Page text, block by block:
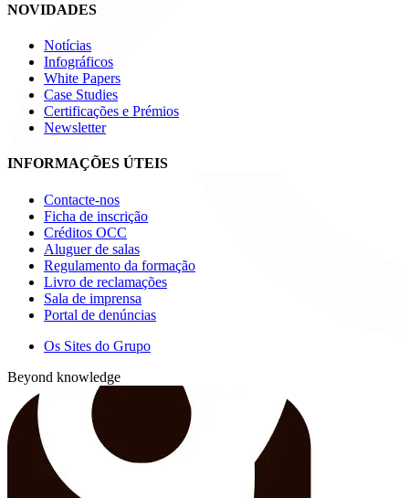
NOVIDADES
Notícias
Infográficos
White Papers
Case Studies
Certificações e Prémios
Newsletter
INFORMAÇÕES ÚTEIS
Contacte-nos
Ficha de inscrição
Créditos OCC
Aluguer de salas
Regulamento da formação
Livro de reclamações
Sala de imprensa
Portal de denúncias
Os Sites do Grupo
Beyond knowledge